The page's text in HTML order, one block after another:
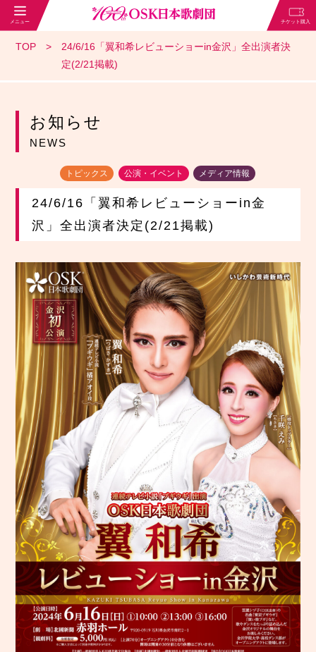
TOP
24/6/16「翼和希レビューショーin金沢」全出演者決
定(2/21掲載)
お知らせ
NEWS
トピックス 公演・イベント メディア情報
24/6/16「翼和希レビューショーin金
沢」全出演者決定(2/21掲載)